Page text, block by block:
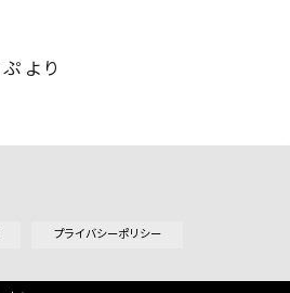
ぷ より
プライバシーポリシー